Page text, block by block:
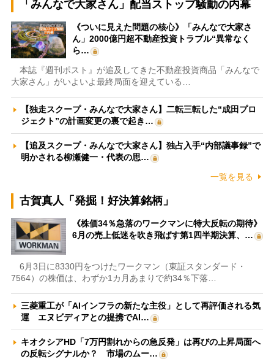
「みんなで大家さん」配当ストップ騒動の内幕
《ついに見えた問題の核心》「みんなで大家さ
ん」2000億円超不動産投資トラブル“異常なく
ら…
本誌『週刊ポスト』が追及してきた不動産投資商品「みんなで
大家さん」がいよいよ最終局面を迎えている…
【独走スクープ・みんなで大家さん】二転三転した“成田プロ
ジェクト”の計画変更の裏で起き…
【追及スクープ・みんなで大家さん】独占入手“内部議事録”で
明かされる柳瀬健一・代表の思…
一覧を見る
古賀真人「発掘！好決算銘柄」
《株価34％急落のワークマンに特大反転の期待》
6月の売上低迷を吹き飛ばす第1四半期決算、…
6月3日に8330円をつけたワークマン（東証スタンダード・
7564）の株価は、わずか1カ月あまりで約34％下落…
三菱重工が「AIインフラの新たな主役」として再評価される気
運 エヌビディアとの提携でAI…
キオクシアHD「7万円割れからの急反発」は再びの上昇局面へ
の反転シグナルか？ 市場のムー…